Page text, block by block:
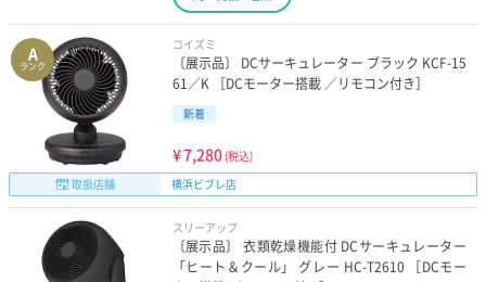
A
ランク
コイズミ
〔展示品〕 DCサーキュレーター ブラック KCF-15
61／K ［DCモーター搭載 ／リモコン付き］
新着
¥7,280 (税込)
取扱店舗
横浜ビブレ店
スリーアップ
〔展示品〕 衣類乾燥機能付 DCサーキュレーター
「ヒート＆クール」 グレー HC-T2610 ［DCモー